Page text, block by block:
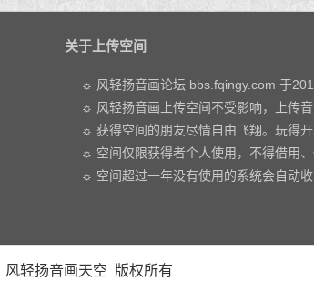
关于上传空间
☼ 风轻扬音画论坛 bbs.fqingy.com 于
☼ 风轻扬音画上传空间不受影响，上传音
☼ 获得空间的朋友尽情自由飞翔。玩得开
☼ 空间仅限获得者个人使用，不得借用
☼ 空间超过一年没有使用的系统会自动收
轻扬音画天空 版权所有